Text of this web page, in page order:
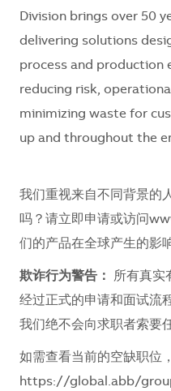
Division brings over 50
delivering solutions
process and production
reducing risk,
minimizing waste for
up and throughout the
我们重视来自不同背景的
吗？请立即申请或访问
们的产品在全球产生的影
欺诈行为警告：
所有真实
经过正式的申请和面试流
我们绝不会向求职者索要
如需查看当前的空缺职位
https://global.abb/